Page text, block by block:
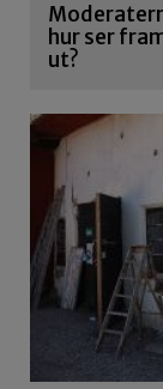
hur ser
ut?